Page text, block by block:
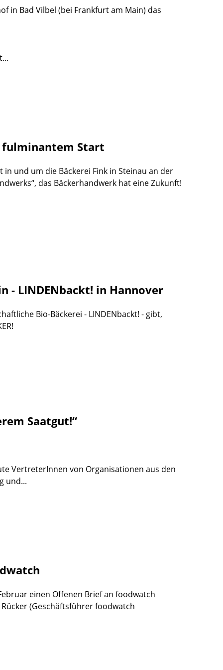
in Bad Vilbel (bei Frankfurt am Main) das
fulminantem Start
und um die Bäckerei Fink in Steinau an der
das Bäckerhandwerk hat eine Zukunft!
- LINDENbackt! in Hannover
Bio-Bäckerei - LINDENbackt! - gibt,
Saatgut!“
VertreterInnen von Organisationen aus den
und...
einen Offenen Brief an foodwatch
(Geschäftsführer foodwatch